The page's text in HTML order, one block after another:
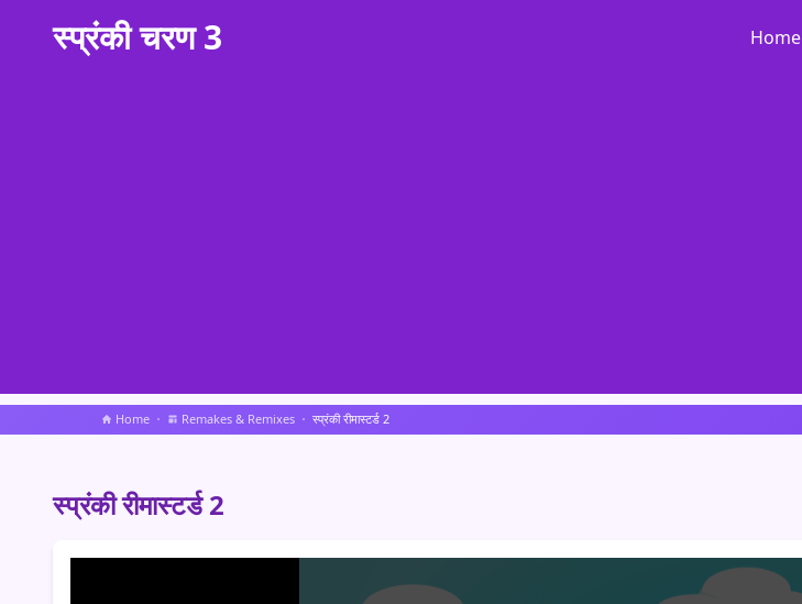
स्प्रंकी चरण 3 Home
Home Remakes & Remixes स्प्रंकी रीमास्टर्ड 2
स्प्रंकी रीमास्टर्ड 2